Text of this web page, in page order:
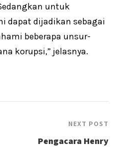
untuk
dapat dijadikan sebagai
beberapa unsur-
korupsi,” jelasnya.
NEXT POST
Pengacara Henry